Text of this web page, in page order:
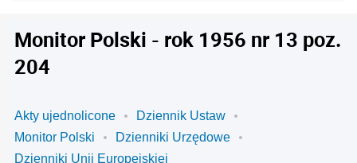
Monitor Polski - rok 1956 nr 13 poz.
204
Akty ujednolicone
Dziennik Ustaw
Monitor Polski
Dzienniki Urzędowe
Dzienniki Unii Europejskiej